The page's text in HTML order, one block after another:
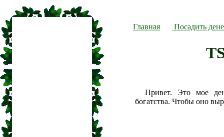
Главная Посадить
Привет. Это мое
богатства. Чтобы оно